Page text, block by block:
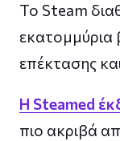
To Steam
εκατομμύρια
επέκτασης
Η Steamed
πιο ακριβά